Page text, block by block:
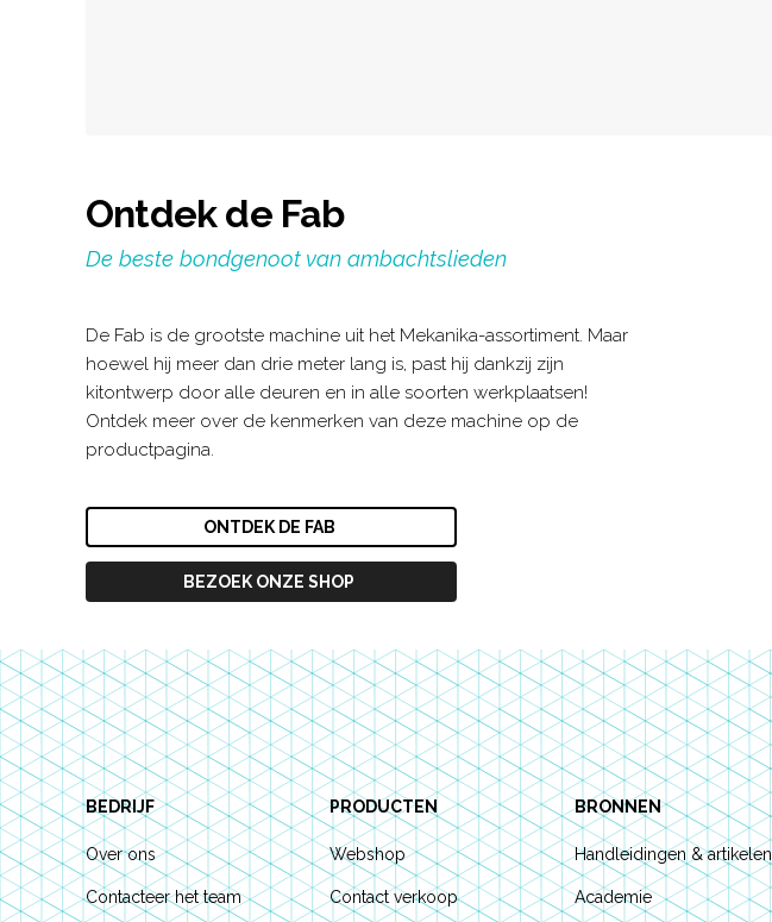
Ontdek de Fab
De beste bondgenoot van ambachtslieden
De Fab is de grootste machine uit het Mekanika-assortiment. Maar
hoewel hij meer dan drie meter lang is, past hij dankzij zijn
kitontwerp door alle deuren en in alle soorten werkplaatsen!
Ontdek meer over de kenmerken van deze machine op de
productpagina.
ONTDEK DE FAB
BEZOEK ONZE SHOP
Footer
BEDRIJF
Over ons
Contacteer het team
PRODUCTEN
Webshop
Contact verkoop
BRONNEN
Handleidingen & artikelen
Academie